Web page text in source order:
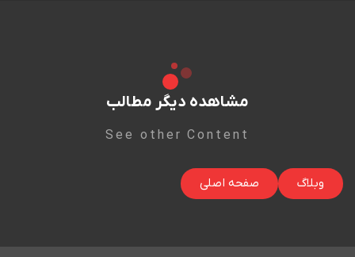
مشاهده دیگر مطالب
See other Content
وبلاگ صفحه اصلی